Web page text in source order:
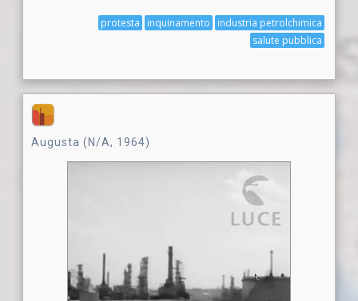
industria petrolchimica
inquinamento
protesta
salute pubblica
Augusta (N/A, 1964)